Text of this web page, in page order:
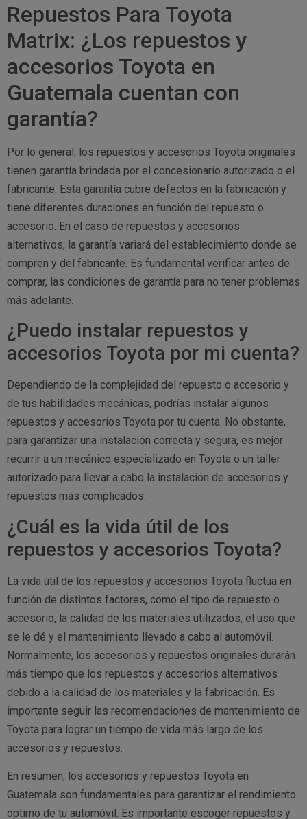
Repuestos Para Toyota
Matrix: ¿Los repuestos y
accesorios Toyota en
Guatemala cuentan con
garantía?
Por lo general, los repuestos y accesorios Toyota originales
tienen garantía brindada por el concesionario autorizado o el
fabricante. Esta garantía cubre defectos en la fabricación y
tiene diferentes duraciones en función del repuesto o
accesorio. En el caso de repuestos y accesorios
alternativos, la garantía variará del establecimiento donde se
compren y del fabricante. Es fundamental verificar antes de
comprar, las condiciones de garantía para no tener problemas
más adelante.
¿Puedo instalar repuestos y
accesorios Toyota por mi cuenta?
Dependiendo de la complejidad del repuesto o accesorio y
de tus habilidades mecánicas, podrías instalar algunos
repuestos y accesorios Toyota por tu cuenta. No obstante,
para garantizar una instalación correcta y segura, es mejor
recurrir a un mecánico especializado en Toyota o un taller
autorizado para llevar a cabo la instalación de accesorios y
repuestos más complicados.
¿Cuál es la vida útil de los
repuestos y accesorios Toyota?
La vida útil de los repuestos y accesorios Toyota fluctúa en
función de distintos factores, como el tipo de repuesto o
accesorio, la calidad de los materiales utilizados, el uso que
se le dé y el mantenimiento llevado a cabo al automóvil.
Normalmente, los accesorios y repuestos originales durarán
más tiempo que los repuestos y accesorios alternativos
debido a la calidad de los materiales y la fabricación. Es
importante seguir las recomendaciones de mantenimiento de
Toyota para lograr un tiempo de vida más largo de los
accesorios y repuestos.
En resumen, los accesorios y repuestos Toyota en
Guatemala son fundamentales para garantizar el rendimiento
óptimo de tu automóvil. Es importante escoger repuestos y